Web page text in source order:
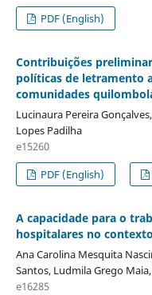
PDF (English)
Contribuições
políticas de letramento
comunidades
Lucinaura Pereira
Lopes Padilha
e15260
PDF (English)
A capacidade para o
hospitalares no
Ana Carolina Mesquita
Santos, Ludmila Grego
e16285